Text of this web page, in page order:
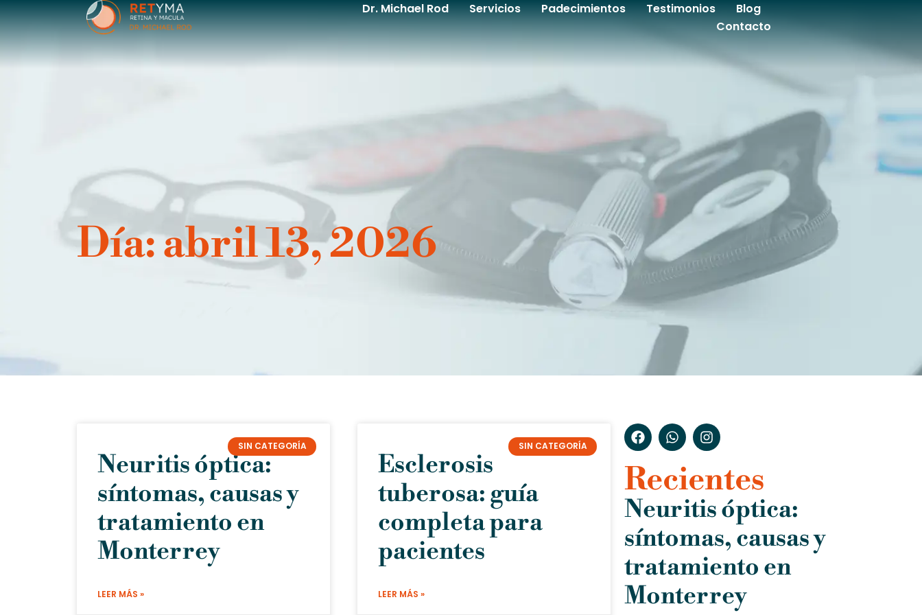
contenido Dr. Michael Rod Servicios Padecimientos Testimonios
Blog
Contacto
Día: abril 13, 2026
SIN CATEGORÍA
Neuritis óptica:
síntomas, causas y
tratamiento en
Monterrey
LEER MÁS »
SIN CATEGORÍA
Esclerosis
tuberosa: guía
completa para
pacientes
LEER MÁS »
Recientes
Neuritis óptica:
síntomas, causas y
tratamiento en
Monterrey